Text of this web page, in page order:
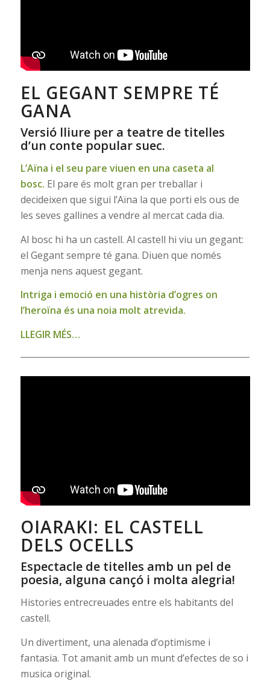
EL GEGANT SEMPRE TÉ
GANA
Versió lliure per a teatre de titelles
d’un conte popular suec.
L’Aïna i el seu pare viuen en una caseta al
bosc. El pare és molt gran per treballar i
decideixen que sigui l’Aïna la que porti els ous de
les seves gallines a vendre al mercat cada dia.
Al bosc hi ha un castell. Al castell hi viu un gegant:
el Gegant sempre té gana. Diuen que només
menja nens aquest gegant.
Intriga i emoció en una història d’ogres on
l’heroïna és una noia molt atrevida.
LLEGIR MÉS…
OIARAKI: EL CASTELL
DELS OCELLS
Espectacle de titelles amb un pel de
poesia, alguna cançó i molta alegria!
Histories entrecreuades entre els habitants del
castell.
Un divertiment, una alenada d’optimisme i
fantasia. Tot amanit amb un munt d’efectes de so i
musica original.